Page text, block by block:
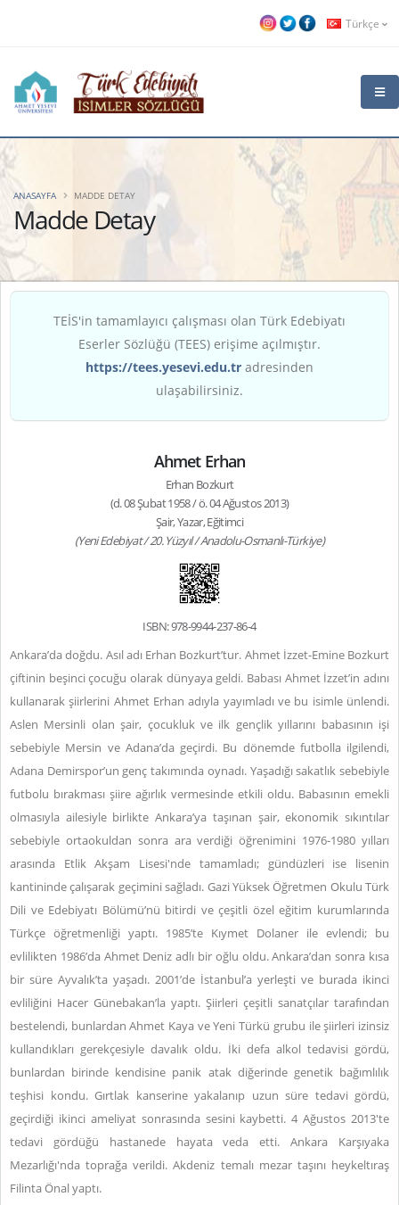
Türkçe
Madde Detay
ANASAYFA MADDE DETAY
TEİS'in tamamlayıcı çalışması olan Türk Edebiyatı
Eserler Sözlüğü (TEES) erişime açılmıştır.
https://tees.yesevi.edu.tr adresinden
ulaşabilirsiniz.
Ahmet Erhan
Erhan Bozkurt
(d. 08 Şubat 1958 / ö. 04 Ağustos 2013)
Şair, Yazar, Eğitimci
(Yeni Edebiyat / 20. Yüzyıl / Anadolu-Osmanlı-Türkiye)
ISBN: 978-9944-237-86-4
Ankara’da doğdu. Asıl adı Erhan Bozkurt’tur. Ahmet İzzet-Emine Bozkurt
çiftinin beşinci çocuğu olarak dünyaya geldi. Babası Ahmet İzzet’in adını
kullanarak şiirlerini Ahmet Erhan adıyla yayımladı ve bu isimle ünlendi.
Aslen Mersinli olan şair, çocukluk ve ilk gençlik yıllarını babasının işi
sebebiyle Mersin ve Adana’da geçirdi. Bu dönemde futbolla ilgilendi,
Adana Demirspor’un genç takımında oynadı. Yaşadığı sakatlık sebebiyle
futbolu bırakması şiire ağırlık vermesinde etkili oldu. Babasının emekli
olmasıyla ailesiyle birlikte Ankara’ya taşınan şair, ekonomik sıkıntılar
sebebiyle ortaokuldan sonra ara verdiği öğrenimini 1976-1980 yılları
arasında Etlik Akşam Lisesi'nde tamamladı; gündüzleri ise lisenin
kantininde çalışarak geçimini sağladı. Gazi Yüksek Öğretmen Okulu Türk
Dili ve Edebiyatı Bölümü’nü bitirdi ve çeşitli özel eğitim kurumlarında
Türkçe öğretmenliği yaptı. 1985’te Kıymet Dolaner ile evlendi; bu
evlilikten 1986’da Ahmet Deniz adlı bir oğlu oldu. Ankara’dan sonra kısa
bir süre Ayvalık’ta yaşadı. 2001’de İstanbul’a yerleşti ve burada ikinci
evliliğini Hacer Günebakan’la yaptı. Şiirleri çeşitli sanatçılar tarafından
bestelendi, bunlardan Ahmet Kaya ve Yeni Türkü grubu ile şiirleri izinsiz
kullandıkları gerekçesiyle davalık oldu. İki defa alkol tedavisi gördü,
bunlardan birinde kendisine panik atak diğerinde genetik bağımlılık
teşhisi kondu. Gırtlak kanserine yakalanıp uzun süre tedavi gördü,
geçirdiği ikinci ameliyat sonrasında sesini kaybetti. 4 Ağustos 2013'te
tedavi gördüğü hastanede hayata veda etti. Ankara Karşıyaka
Mezarlığı'nda toprağa verildi. Akdeniz temalı mezar taşını heykeltıraş
Filinta Önal yaptı.